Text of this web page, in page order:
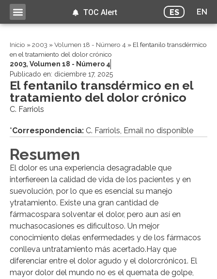
ES EN
TOC Alert
Inicio »2003 »Volumen 18 - Número 4 » El fentanilo transdérmico
en el tratamiento del dolor crónico
2003, Volumen 18 - Número 4
Publicado en: diciembre 17, 2025
El fentanilo transdérmico en el
tratamiento del dolor crónico
C. Farriols
*Correspondencia: C. Farriols, Email no disponible
Resumen
El dolor es una experiencia desagradable que
interfiereen la calidad de vida de los pacientes y en
suevolución, por lo que es esencial su manejo
ytratamiento. Existe una gran cantidad de
fármacospara solventar el dolor, pero aun así en
muchasocasiones es dificultoso. Un mejor
conocimiento delas enfermedades y de los fármacos
conlleva untratamiento más acertado.Hay que
diferenciar entre el dolor agudo y el dolorcrónico1. El
mayor dolor del mundo no es el quemata de golpe,